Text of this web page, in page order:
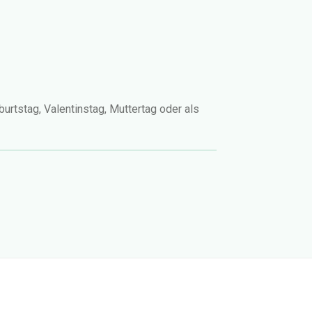
Valentinstag, Muttertag oder als